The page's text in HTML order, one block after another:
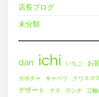
店長ブログ
未分類
dan ichi いちご お
カボチャ キャベツ クリスマス
デザート ナス ランチ 三輪